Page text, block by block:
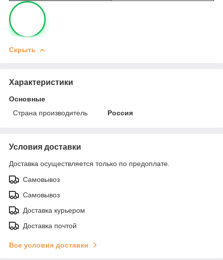
Скрыть
Характеристики
Основные
Страна производитель
Россия
Условия доставки
Доставка осуществляется только по предоплате.
Самовывоз
Самовывоз
Доставка курьером
Доставка почтой
Все условия доставки